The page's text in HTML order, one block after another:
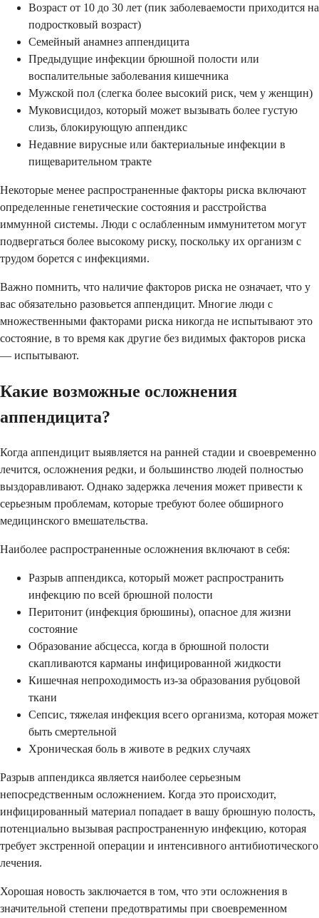
Возраст от 10 до 30 лет (пик заболеваемости приходится на
подростковый возраст)
Семейный анамнез аппендицита
Предыдущие инфекции брюшной полости или
воспалительные заболевания кишечника
Мужской пол (слегка более высокий риск, чем у женщин)
Муковисцидоз, который может вызывать более густую
слизь, блокирующую аппендикс
Недавние вирусные или бактериальные инфекции в
пищеварительном тракте
Некоторые менее распространенные факторы риска включают
определенные генетические состояния и расстройства
иммунной системы. Люди с ослабленным иммунитетом могут
подвергаться более высокому риску, поскольку их организм с
трудом борется с инфекциями.
Важно помнить, что наличие факторов риска не означает, что у
вас обязательно разовьется аппендицит. Многие люди с
множественными факторами риска никогда не испытывают это
состояние, в то время как другие без видимых факторов риска
— испытывают.
Какие возможные осложнения
аппендицита?
Когда аппендицит выявляется на ранней стадии и своевременно
лечится, осложнения редки, и большинство людей полностью
выздоравливают. Однако задержка лечения может привести к
серьезным проблемам, которые требуют более обширного
медицинского вмешательства.
Наиболее распространенные осложнения включают в себя:
Разрыв аппендикса, который может распространить
инфекцию по всей брюшной полости
Перитонит (инфекция брюшины), опасное для жизни
состояние
Образование абсцесса, когда в брюшной полости
скапливаются карманы инфицированной жидкости
Кишечная непроходимость из-за образования рубцовой
ткани
Сепсис, тяжелая инфекция всего организма, которая может
быть смертельной
Хроническая боль в животе в редких случаях
Разрыв аппендикса является наиболее серьезным
непосредственным осложнением. Когда это происходит,
инфицированный материал попадает в вашу брюшную полость,
потенциально вызывая распространенную инфекцию, которая
требует экстренной операции и интенсивного антибиотического
лечения.
Хорошая новость заключается в том, что эти осложнения в
значительной степени предотвратимы при своевременном